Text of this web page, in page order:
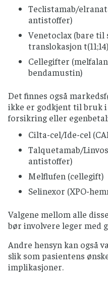
Teclistamab/
antistoffer)
Venetoclax (bare til
translokasjon
Cellegifter
bendamustin)
Det finnes også
ikke er godkjent til bruk i
forsikring eller
Cilta-cel/Ide-cel
Talquetamab/
antistoffer)
Melflufen (cellegift)
Selinexor (XPO-
Valgene mellom alle
bør involvere leger med
Andre hensyn kan også
slik som pasientens
implikasjoner.